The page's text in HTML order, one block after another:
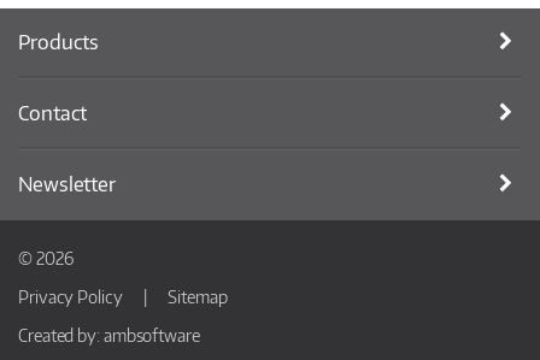
Products
Contact
Newsletter
© 2026
Privacy Policy
Sitemap
Created by: ambsoftware